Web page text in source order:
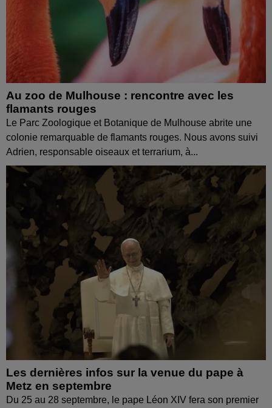
Au zoo de Mulhouse : rencontre avec les
flamants rouges
Le Parc Zoologique et Botanique de Mulhouse abrite une
colonie remarquable de flamants rouges. Nous avons suivi
Adrien, responsable oiseaux et terrarium, à...
Les dernières infos sur la venue du pape à
Metz en septembre
Du 25 au 28 septembre, le pape Léon XIV fera son premier